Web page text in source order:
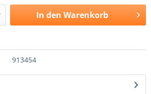
In den Warenkorb
913454